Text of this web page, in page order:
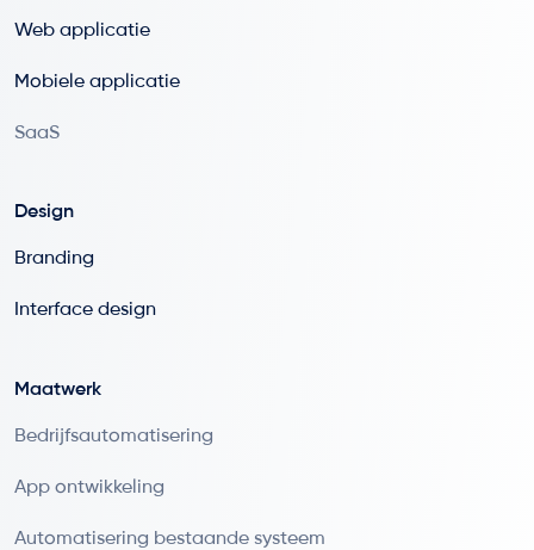
Web applicatie
Mobiele applicatie
SaaS
Design
Branding
Interface design
Maatwerk
Bedrijfsautomatisering
App ontwikkeling
Automatisering bestaande systeem